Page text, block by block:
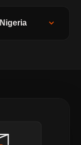
expand_more